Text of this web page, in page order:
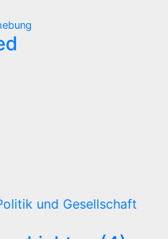
und Gesellschaft